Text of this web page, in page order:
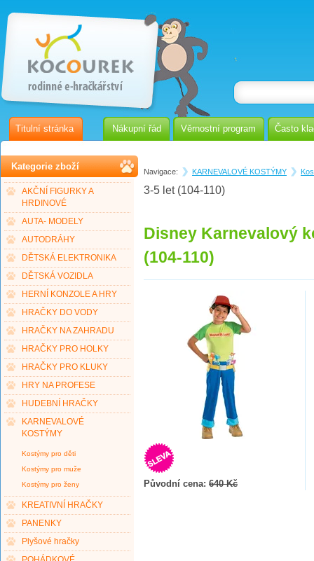
Titulní stránka Nákupní řád Věrnostní program Často
Kategorie zboží
AKČNÍ FIGURKY A
HRDINOVÉ
AUTA- MODELY
AUTODRÁHY
DĚTSKÁ ELEKTRONIKA
DĚTSKÁ VOZIDLA
HERNÍ KONZOLE A HRY
HRAČKY DO VODY
HRAČKY NA ZAHRADU
HRAČKY PRO HOLKY
HRAČKY PRO KLUKY
HRY NA PROFESE
HUDEBNÍ HRAČKY
KARNEVALOVÉ
KOSTÝMY
Kostýmy pro děti
Kostýmy pro muže
Kostýmy pro ženy
KREATIVNÍ HRAČKY
PANENKY
Plyšové hračky
Navigace: KARNEVALOVÉ KOSTÝMY
3-5 let (104-110)
Disney Karnevalový
(104-110)
Původní cena: 640 Kč